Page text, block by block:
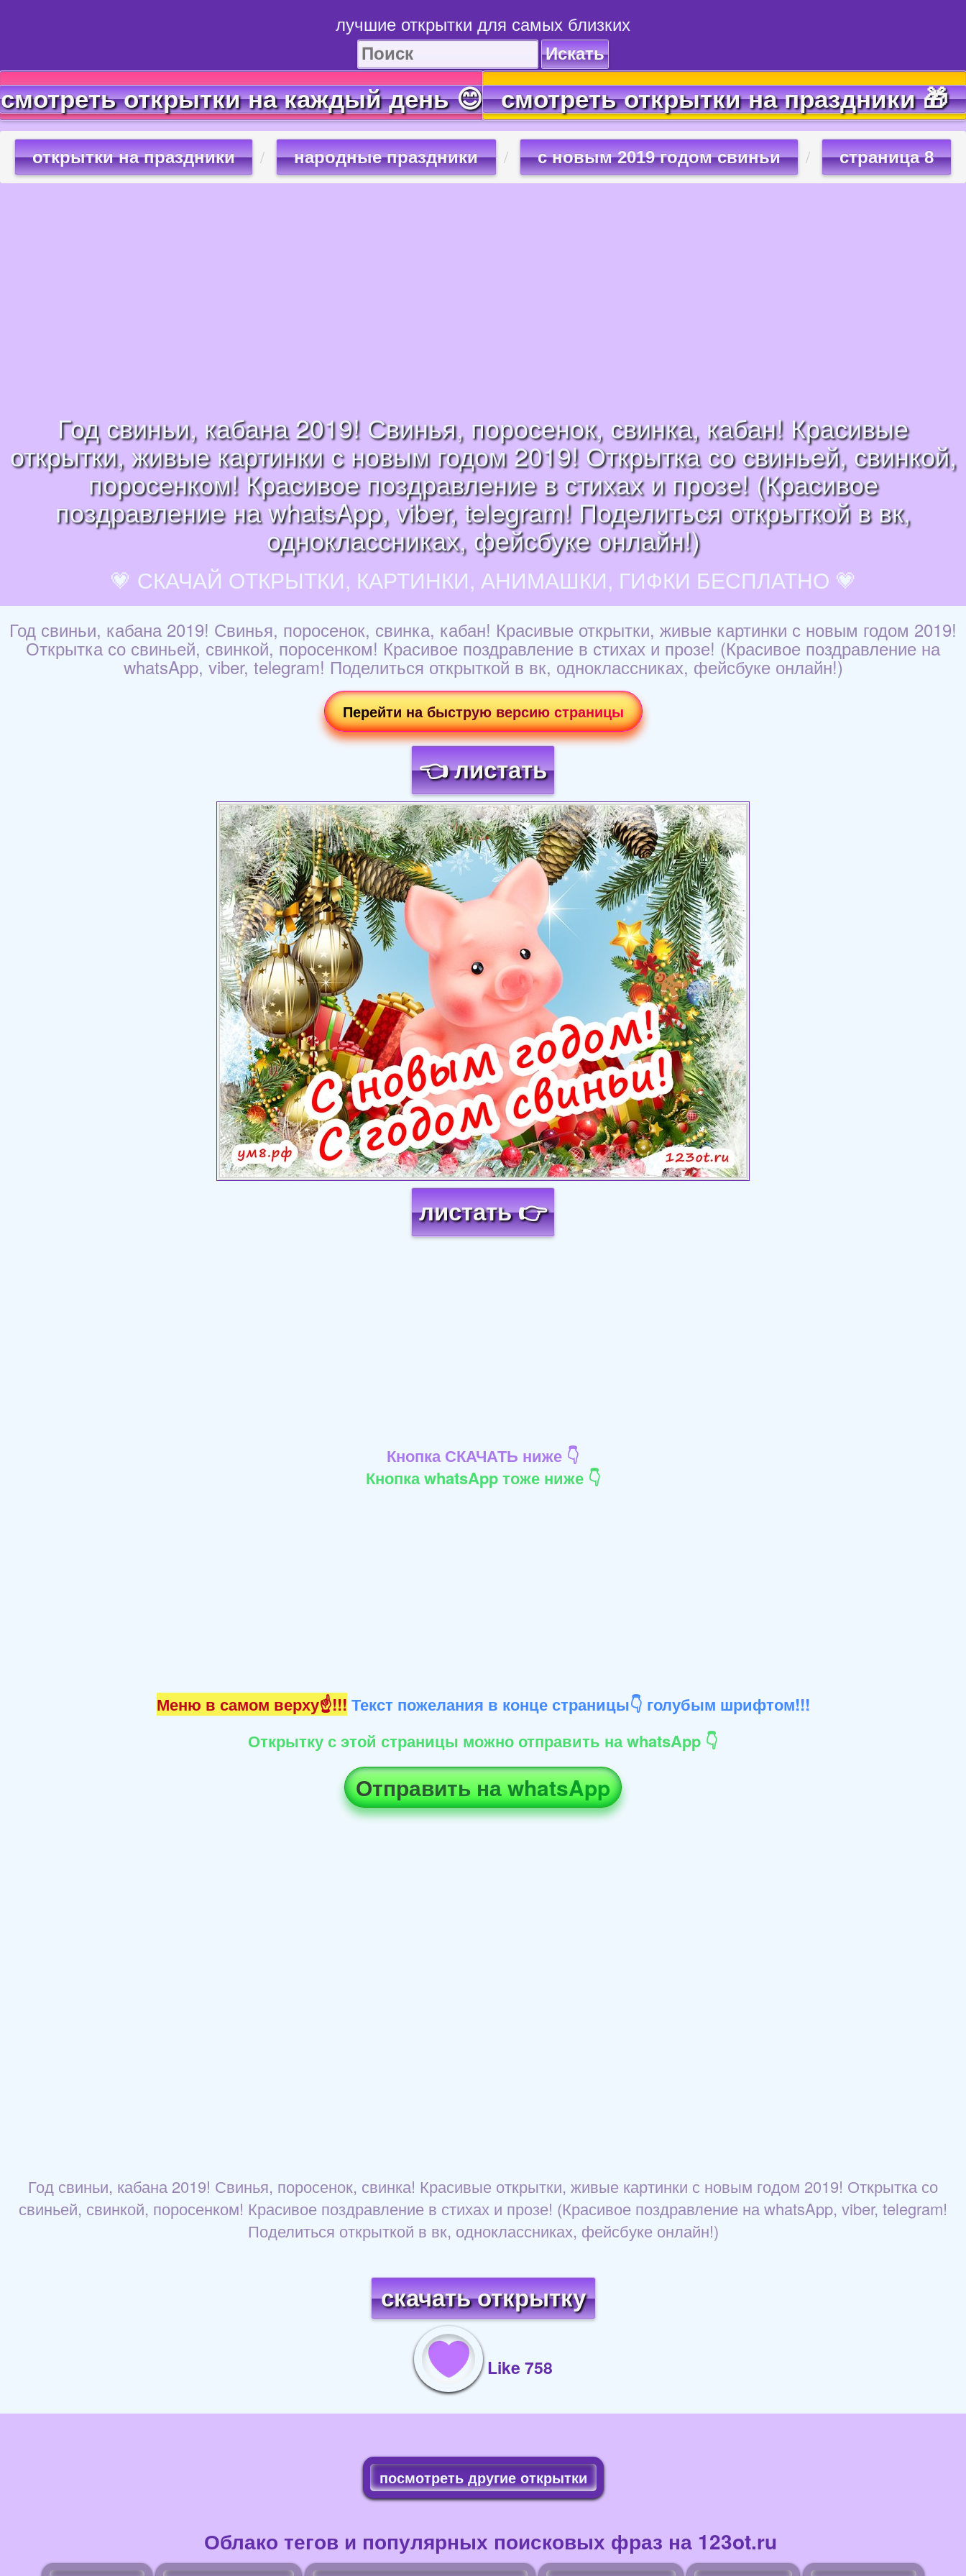
лучшие открытки для самых близких
Искать
смотреть открытки на каждый день 😊 смотреть открытки на праздники 🎁
открытки на праздники народные праздники с новым 2019 годом свиньи страница 8
Год свиньи, кабана 2019! Свинья, поросенок, свинка, кабан! Красивые
открытки, живые картинки с новым годом 2019! Открытка со свиньей, свинкой,
поросенком! Красивое поздравление в стихах и прозе! (Красивое
поздравление на whatsApp, viber, telegram! Поделиться открыткой в вк,
одноклассниках, фейсбуке онлайн!)
💗 СКАЧАЙ ОТКРЫТКИ, КАРТИНКИ, АНИМАШКИ, ГИФКИ БЕСПЛАТНО 💗
Год свиньи, кабана 2019! Свинья, поросенок, свинка, кабан! Красивые открытки, живые картинки с новым годом 2019!
Открытка со свиньей, свинкой, поросенком! Красивое поздравление в стихах и прозе! (Красивое поздравление на
whatsApp, viber, telegram! Поделиться открыткой в вк, одноклассниках, фейсбуке онлайн!)
Перейти на быструю версию страницы
👈 листать
Загрузка картинки...
листать 👉
Кнопка СКАЧАТЬ ниже 👇
Кнопка whatsApp тоже ниже 👇
Меню в самом верху☝!!! Текст пожелания в конце страницы👇 голубым шрифтом!!!
Открытку с этой страницы можно отправить на whatsApp 👇
Отправить на whatsApp
Год свиньи, кабана 2019! Свинья, поросенок, свинка! Красивые открытки, живые картинки с новым годом 2019! Открытка со
свиньей, свинкой, поросенком! Красивое поздравление в стихах и прозе! (Красивое поздравление на whatsApp, viber, telegram!
Поделиться открыткой в вк, одноклассниках, фейсбуке онлайн!)
скачать открытку
Like 758
посмотреть другие открытки
Облако тегов и популярных поисковых фраз на 123ot.ru